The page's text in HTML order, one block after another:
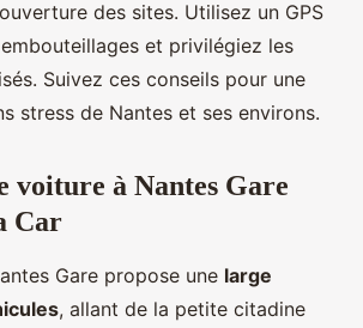
des sites. Utilisez un GPS
et privilégiez les
Suivez ces conseils pour une
stress de Nantes et ses environs.
voiture à Nantes Gare
Car
Gare propose une large
, allant de la petite citadine